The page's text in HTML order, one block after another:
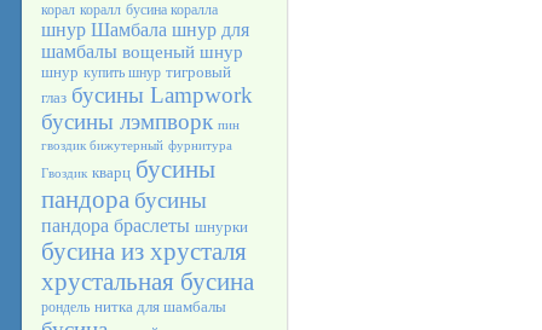
корал коралл бусина коралла
шнур Шамбала шнур для
шамбалы вощеный шнур
шнур купить шнур тигровый
глаз бусины Lampwork
бусины лэмпворк пин
гвоздик бижутерный фурнитура
Гвоздик кварц бусины
пандора бусины
пандора браслеты шнурки
бусина из хрусталя
хрустальная бусина
рондель нитка для шамбалы